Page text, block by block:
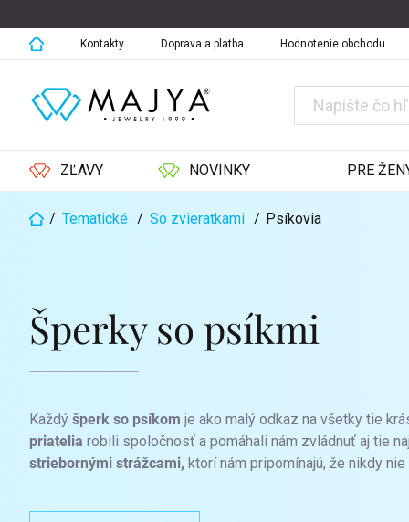
na
obsah
Kontakty Doprava a platba Hodnotenie obchodu
ZĽAVY NOVINKY PRE
Domov
/ Tematické / So zvieratkami / Psíkovia
Šperky so psíkmi
Každý šperk so psíkom je ako malý odkaz na všetky tie
priatelia robili spoločnosť a pomáhali nám zvládnuť aj tie
striebornými strážcami, ktorí nám pripomínajú, že nikdy